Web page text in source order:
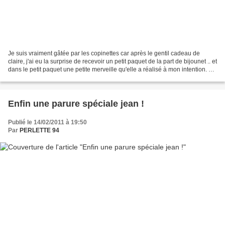
Je suis vraiment gâtée par les copinettes car après le gentil cadeau de
claire, j'ai eu la surprise de recevoir un petit paquet de la part de bijounet .. et
dans le petit paquet une petite merveille qu'elle a réalisé à mon intention. Je
Enfin une parure spéciale jean !
Publié le 14/02/2011 à 19:50
Par PERLETTE 94